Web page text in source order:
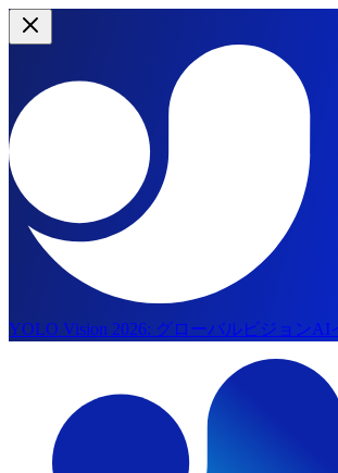
YOLO Vision 2026: グローバルビジョンAI